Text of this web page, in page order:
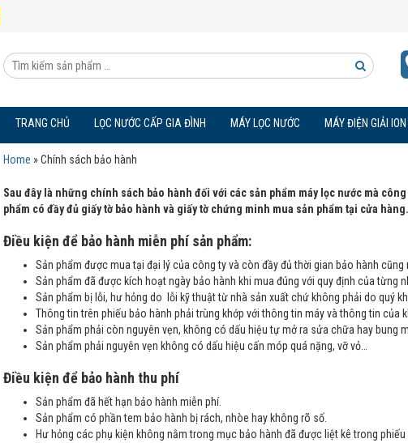
Tìm
kiếm
phẩm:
kiếm
sản
TRANG CHỦ LỌC NƯỚC CẤP GIA ĐÌNH MÁY LỌC NƯỚC MÁY ĐIỆN GIẢI ION
Home »Chính sách bảo hành
Sau đây là những chính sách bảo hành đối với các sản phẩm máy lọc nước mà
phẩm có đầy đủ giấy tờ bảo hành và giấy tờ chứng minh mua sản phẩm tại cửa hàng.
Điều kiện để bảo hành miễn phí sản phẩm:
Sản phẩm được mua tại đại lý của công ty và còn đầy đủ thời gian bảo hành cũng
Sản phẩm đã được kích hoạt ngày bảo hành khi mua đúng với quy định của từng
Sản phẩm bị lỗi, hư hỏng do lỗi kỹ thuật từ nhà sản xuất chứ không phải do quý
Thông tin trên phiếu bảo hành phải trùng khớp với thông tin máy và thông tin của
Sản phẩm phải còn nguyên vẹn, không có dấu hiệu tự mở ra sửa chữa hay bung
Sản phẩm phải nguyên vẹn không có dấu hiệu cấn móp quá nặng, vỡ vỏ…
Điều kiện để bảo hành thu phí
Sản phẩm đã hết hạn bảo hành miễn phí.
Sản phẩm có phần tem bảo hành bị rách, nhòe hay không rõ số.
Hư hỏng các phụ kiện không nằm trong mục bảo hành đã được liệt kê trong phiếu